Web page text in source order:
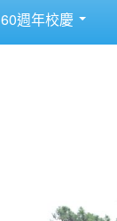
60週年校慶